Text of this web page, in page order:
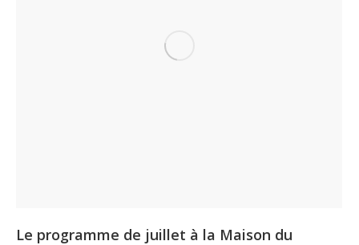
Le programme de juillet à la Maison du